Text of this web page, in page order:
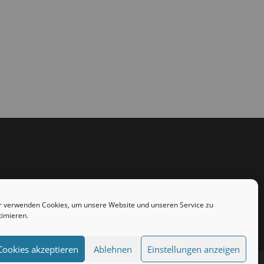
verwenden Cookies, um unsere Website und unseren Service zu
akzeptieren Ablehnen Einstellungen anzeigen